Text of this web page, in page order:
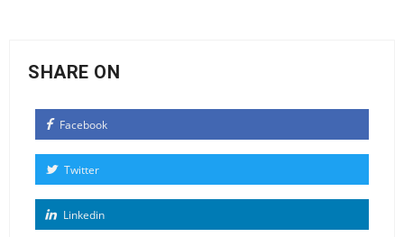
SHARE ON
Facebook
Twitter
Linkedin